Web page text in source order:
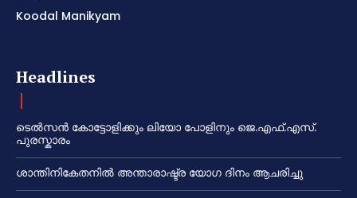
Koodal Manikyam
Headlines
ടെൽസൻ കോട്ടോളിക്കും ലിയോ പോളിനും ജെ.എഫ്.എസ്.
പുരസ്കാരം
ശാന്തിനികേതനിൽ അന്താരാഷ്ട്ര യോഗ ദിനം ആചരിച്ചു